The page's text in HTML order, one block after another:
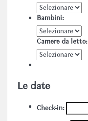
Bambini:
Camere da letto:
Le date
Check-in: